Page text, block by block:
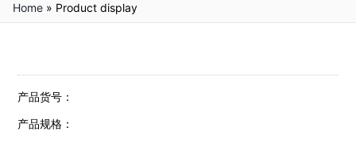
Home » Product display
产品货号：
产品规格：